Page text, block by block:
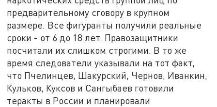
предварительному сговору в крупном
размере. Все фигуранты получили реальные
сроки - от 6 до 18 лет. Правозащитники
посчитали их слишком строгими. В то же
время следователи указывали на тот факт,
что Пчелинцев, Шакурский, Чернов, Иванкин,
Кульков, Куксов и Сангыбаев готовили
теракты в России и планировали